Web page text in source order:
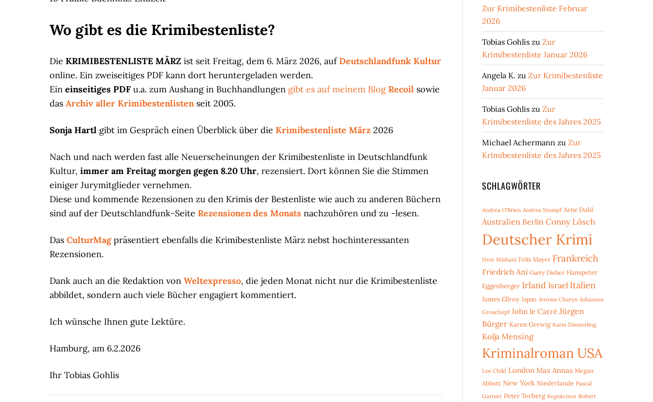
Wo gibt es die Krimibestenliste?
Die KRIMIBESTENLISTE MÄRZ ist seit Freitag, dem 6. März 2026, auf Deutschlandfunk Kultur
online. Ein zweiseitiges PDF kann dort heruntergeladen werden.
Ein einseitiges PDF u.a. zum Aushang in Buchhandlungen gibt es auf meinem Blog Recoil sowie
das Archiv aller Krimibestenlistenseit 2005.
Sonja Hartl gibt im Gespräch einen Überblick über die Krimibestenliste März 2026
Nach und nach werden fast alle Neuerscheinungen der Krimibestenliste in Deutschlandfunk
Kultur, immer am Freitag morgen gegen 8.20 Uhr, rezensiert. Dort können Sie die Stimmen
einiger Jurymitglieder vernehmen.
Diese und kommende Rezensionen zu den Krimis der Bestenliste wie auch zu anderen Büchern
sind auf der Deutschlandfunk-Seite Rezensionen des Monats nachzuhören und zu -lesen.
Das CulturMagpräsentiert ebenfalls die Krimibestenliste März nebst hochinteressanten
Rezensionen.
Dank auch an die Redaktion von Weltexpresso, die jeden Monat nicht nur die Krimibestenliste
abbildet, sondern auch viele Bücher engagiert kommentiert.
Ich wünsche Ihnen gute Lektüre.
Hamburg, am 6.2.2026
Ihr Tobias Gohlis
Zur Krimibestenliste Februar
2026
Tobias Gohlis zu Zur
Krimibestenliste Januar 2026
Angela K. zu Zur Krimibestenliste
Januar 2026
Tobias Gohlis zu Zur
Krimibestenliste des Jahres 2025
Michael Achermann zu Zur
Krimibestenliste des Jahres 2025
SCHLAGWÖRTER
Andrea O'Brien Andrea Stumpf Arne Dahl
Australien Berlin Conny Lösch
Deutscher Krimi
Dror Mishani Felix Mayer Frankreich
Friedrich Ani Garry Disher Hanspeter
Eggenberger Irland Israel Italien
James Ellroy Japan Jerome Charyn Johannes
Groschupf John le Carré Jürgen
Bürger Karen Gerwig Karin Diemerling
Kolja Mensing
Kriminalroman USA
Lee Child London Max Annas Megan
Abbott New York Niederlande Pascal
Garnier Peter Torberg Regiokrimis Robert